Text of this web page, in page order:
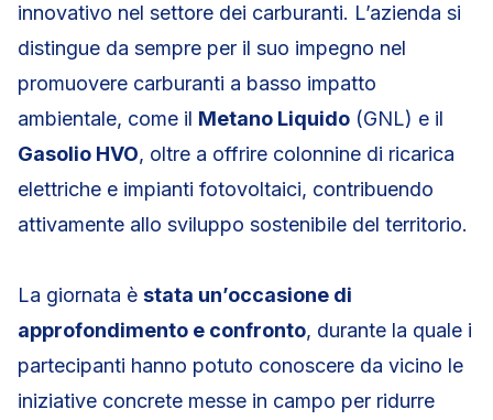
innovativo nel settore dei carburanti. L’azienda si
distingue da sempre per il suo impegno nel
promuovere carburanti a basso impatto
ambientale, come il Metano Liquido (GNL) e il
Gasolio HVO, oltre a offrire colonnine di ricarica
elettriche e impianti fotovoltaici, contribuendo
attivamente allo sviluppo sostenibile del territorio.
La giornata è stata un’occasione di
approfondimento e confronto, durante la quale i
partecipanti hanno potuto conoscere da vicino le
iniziative concrete messe in campo per ridurre